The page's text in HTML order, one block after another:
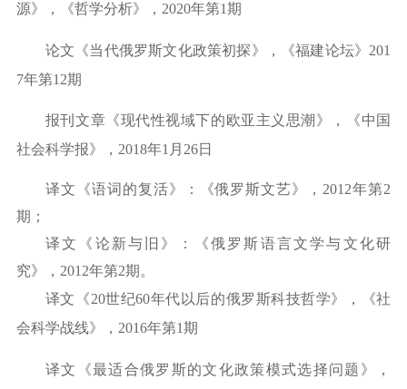
源》，《哲学分析》， 2020年第1期
论文 《当代俄罗斯文化政策初探》，《福建论坛》 201
7年第12期
报刊文章 《现代性视域下的欧亚主义思潮》，《中国
社会科学报》， 2018年1月26日
译文《语词的复活》：《俄罗斯文艺》，2012年第2
期；
译文《论新与旧》：《俄罗斯语言文学与文化研
究》， 2012年第2期。
译文
《20世纪60年代以后的俄罗斯科技哲学》，《社
会科学战线》，2016年第1期
译文
《最适合俄罗斯的文化政策模式选择问题》，